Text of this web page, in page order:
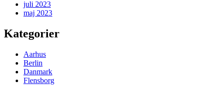
juli 2023
maj 2023
Kategorier
Aarhus
Berlin
Danmark
Flensborg